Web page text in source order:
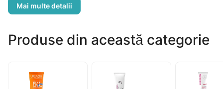
puțin reactivă. Testat dermatologic. Fără conservanți.
Produse din această categorie